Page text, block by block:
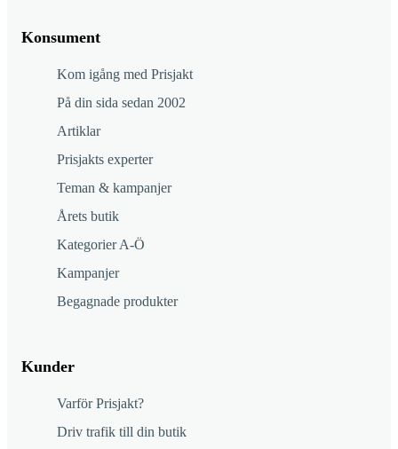
Konsument
Kom igång med Prisjakt
På din sida sedan 2002
Artiklar
Prisjakts experter
Teman & kampanjer
Årets butik
Kategorier A-Ö
Kampanjer
Begagnade produkter
Kunder
Varför Prisjakt?
Driv trafik till din butik